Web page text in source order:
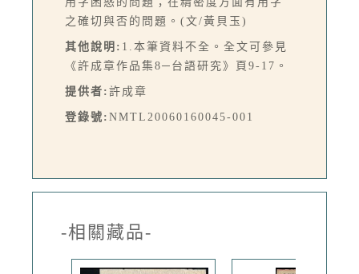
之確切與否的問題。(文/黃貝玉)
其他說明: 1.本筆資料不全。全文可參見
《許成章作品集8─台語研究》頁9-17。
提供者: 許成章
登錄號: NMTL20060160045-001
-相關藏品-